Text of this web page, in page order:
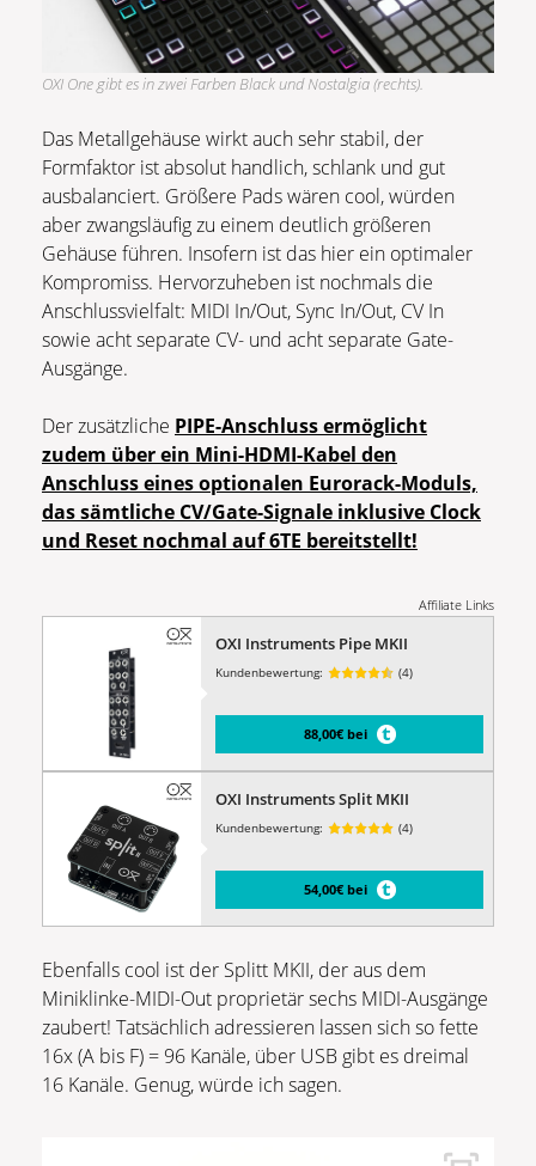
OXI One gibt es in zwei Farben Black und Nostalgia (rechts).
Das Metallgehäuse wirkt auch sehr stabil, der
Formfaktor ist absolut handlich, schlank und gut
ausbalanciert. Größere Pads wären cool, würden
aber zwangsläufig zu einem deutlich größeren
Gehäuse führen. Insofern ist das hier ein optimaler
Kompromiss. Hervorzuheben ist nochmals die
Anschlussvielfalt: MIDI In/Out, Sync In/Out, CV In
sowie acht separate CV- und acht separate Gate-
Ausgänge.
Der zusätzliche PIPE-Anschluss ermöglicht
zudem über ein Mini-HDMI-Kabel den
Anschluss eines optionalen Eurorack-Moduls,
das sämtliche CV/Gate-Signale inklusive Clock
und Reset nochmal auf 6TE bereitstellt!
Affiliate Links
OXI Instruments Pipe MKII
Kundenbewertung: (4)
88,00€ bei
OXI Instruments Split MKII
Kundenbewertung: (4)
54,00€ bei
Ebenfalls cool ist der Splitt MKII, der aus dem
Miniklinke-MIDI-Out proprietär sechs MIDI-Ausgänge
zaubert! Tatsächlich adressieren lassen sich so fette
16x (A bis F) = 96 Kanäle, über USB gibt es dreimal
16 Kanäle. Genug, würde ich sagen.